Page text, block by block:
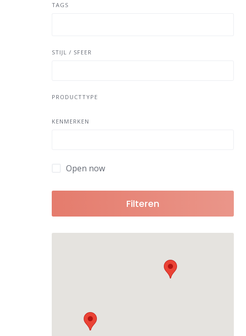
TAGS
STIJL / SFEER
PRODUCTTYPE
KENMERKEN
Open now
Filteren